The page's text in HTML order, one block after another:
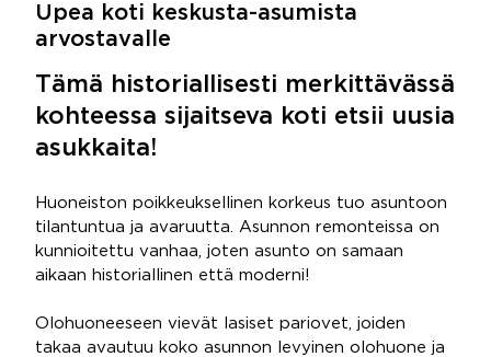
Upea koti keskusta-asumista
arvostavalle
Tämä historiallisesti merkittävässä
kohteessa sijaitseva koti etsii uusia
asukkaita!
Huoneiston poikkeuksellinen korkeus tuo asuntoon
tilantuntua ja avaruutta. Asunnon remonteissa on
kunnioitettu vanhaa, joten asunto on samaan
aikaan historiallinen että moderni!
Olohuoneeseen vievät lasiset pariovet, joiden
takaa avautuu koko asunnon levyinen olohuone ja